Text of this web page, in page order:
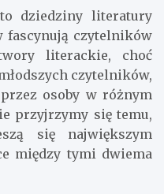
dziedziny literatury
fascynują czytelników
literackie, choć
czytelników,
osoby w różnym
przyjrzymy się temu,
się największym
między tymi dwiema